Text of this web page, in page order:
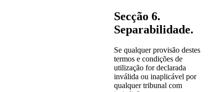
Secção 6.
Separabilidade.
Se qualquer provisão destes
termos e condições de
utilização for declarada
inválida ou inaplicável por
qualquer tribunal com